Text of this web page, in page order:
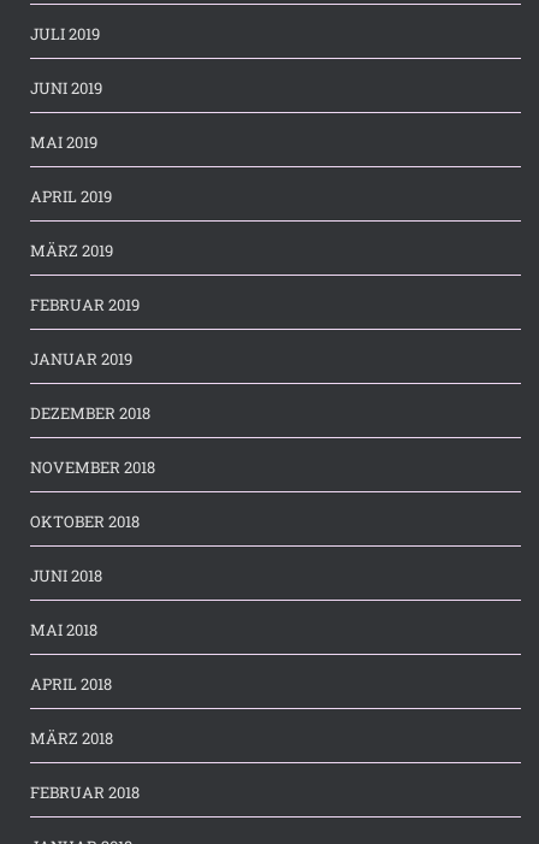
JULI 2019
JUNI 2019
MAI 2019
APRIL 2019
MÄRZ 2019
FEBRUAR 2019
JANUAR 2019
DEZEMBER 2018
NOVEMBER 2018
OKTOBER 2018
JUNI 2018
MAI 2018
APRIL 2018
MÄRZ 2018
FEBRUAR 2018